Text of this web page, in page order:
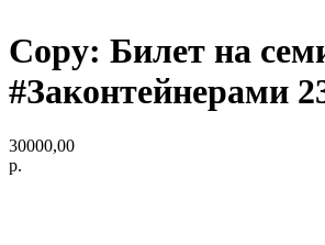
Copy: Билет на
#Законтейнерами
30000,00
р.